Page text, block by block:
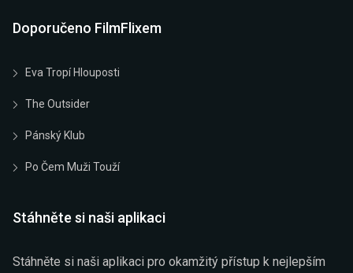
Doporučeno FilmFlixem
Eva Tropí Hlouposti
The Outsider
Pánský Klub
Po Čem Muži Touží
Stáhněte si naši aplikaci
Stáhněte si naši aplikaci pro okamžitý přístup k nejlepším